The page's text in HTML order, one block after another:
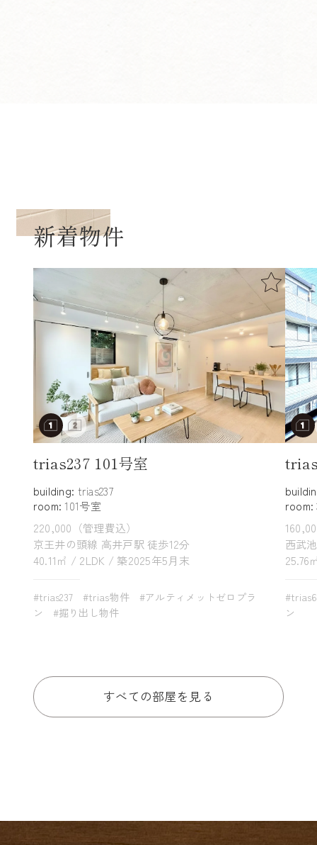
新着物件
trias237 101号室
building: trias237
room: 101号室
220,000（管理費込）
京王井の頭線 高井戸駅 徒歩12分
40.11㎡ / 2LDK / 築2025年5月末
#trias237 #trias物件
#アルティメットゼロプラ
ン
#掘り出し物件
room:
西武
25.76
ン
すべての部屋を見る